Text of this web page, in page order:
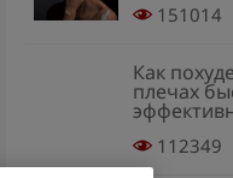
151014
Как
плечах
112349